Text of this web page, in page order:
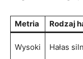
Metria Rodzaj
Wysoki Hałas